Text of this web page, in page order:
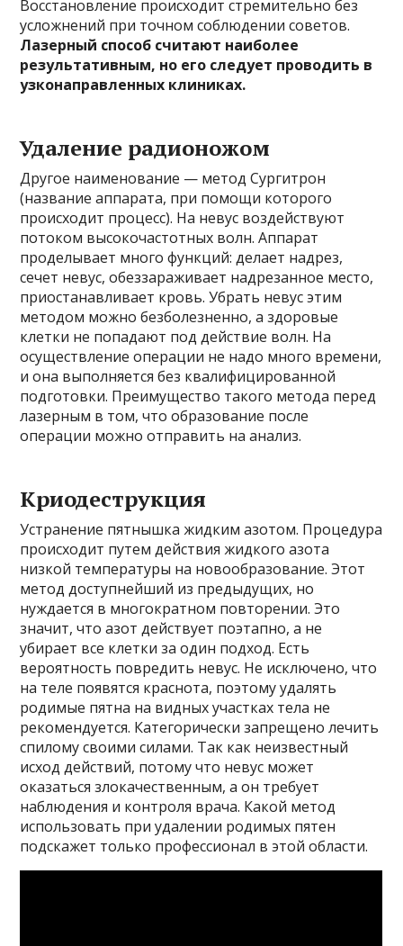
Восстановление происходит стремительно без
усложнений при точном соблюдении советов.
Лазерный способ считают наиболее
результативным, но его следует проводить в
узконаправленных клиниках.
Удаление радионожом
Другое наименование — метод Сургитрон
(название аппарата, при помощи которого
происходит процесс). На невус воздействуют
потоком высокочастотных волн. Аппарат
проделывает много функций: делает надрез,
сечет невус, обеззараживает надрезанное место,
приостанавливает кровь. Убрать невус этим
методом можно безболезненно, а здоровые
клетки не попадают под действие волн. На
осуществление операции не надо много времени,
и она выполняется без квалифицированной
подготовки. Преимущество такого метода перед
лазерным в том, что образование после
операции можно отправить на анализ.
Криодеструкция
Устранение пятнышка жидким азотом. Процедура
происходит путем действия жидкого азота
низкой температуры на новообразование. Этот
метод доступнейший из предыдущих, но
нуждается в многократном повторении. Это
значит, что азот действует поэтапно, а не
убирает все клетки за один подход. Есть
вероятность повредить невус. Не исключено, что
на теле появятся краснота, поэтому удалять
родимые пятна на видных участках тела не
рекомендуется. Категорически запрещено лечить
спилому своими силами. Так как неизвестный
исход действий, потому что невус может
оказаться злокачественным, а он требует
наблюдения и контроля врача. Какой метод
использовать при удалении родимых пятен
подскажет только профессионал в этой области.